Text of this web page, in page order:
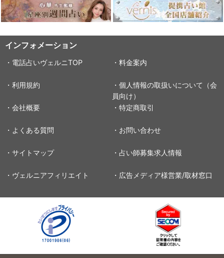
インフォメーション
・電話占いヴェルニTOP ・料金案内
・利用規約
・個人情報の取扱いについて（会
員向け）
・会社概要
・特定商取引
・よくある質問 ・お問い合わせ
・サイトマップ ・占い師募集求人情報
・ヴェルニアフィリエイト ・広告メディア様営業/取材窓口